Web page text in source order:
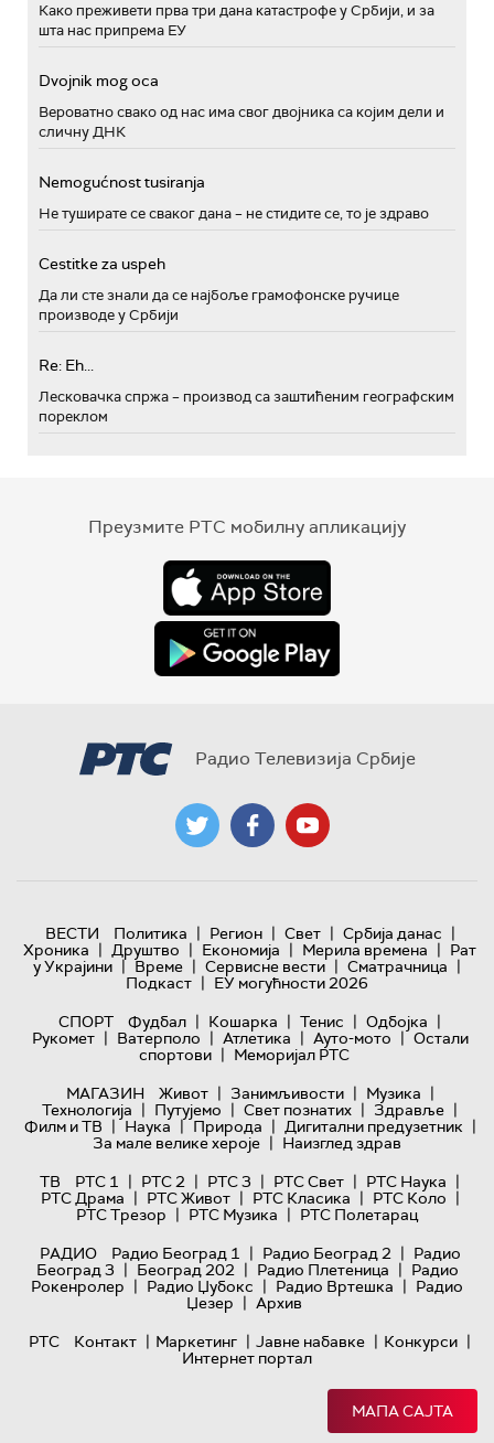
Како преживети прва три дана катастрофе у Србији, и за
шта нас припрема ЕУ
Dvojnik mog oca
Вероватно свако од нас има свог двојника са којим дели и
сличну ДНК
Nemogućnost tusiranja
Не туширате се сваког дана – не стидите се, то је здраво
Cestitke za uspeh
Да ли сте знали да се најбоље грамофонске ручице
производе у Србији
Re: Eh...
Лесковачка спржа – производ са заштићеним географским
пореклом
Преузмите РТС мобилну апликацију
Радио Телевизија Србије
ВЕСТИ Политика | Регион | Свет | Србија данас |
Хроника | Друштво | Економија | Мерила времена | Рат
у Украјини | Време | Сервисне вести | Сматрачница |
Подкаст | ЕУ могућности 2026
СПОРТ
Фудбал | Кошарка | Тенис | Одбојка |
Рукомет | Ватерполо | Атлетика | Ауто-мото | Остали
спортови | Меморијал РТС
МАГАЗИН
Живот | Занимљивости | Музика |
Технологијa | Путујемо | Свет познатих | Здравље |
Филм и ТВ | Наука | Природа | Дигитални предузетник |
За мале велике хероје | Наизглед здрав
ТВ
РТС 1 | РТС 2 | РТС 3 | РТС Свет | РТС Наука |
РТС Драма | РТС Живот | РТС Класика | РТС Коло |
РТС Трезор | РТС Музика | РТС Полетарац
РАДИО
Радио Београд 1 | Радио Београд 2 | Радио
Београд 3 | Београд 202 | Радио Плетеница | Радио
Рокенролер | Радио Џубокс | Радио Вртешка | Радио
Џезер | Архив
РТС
Контакт | Маркетинг | Јавне набавке | Конкурси |
Интернет портал
МАПА САЈТА